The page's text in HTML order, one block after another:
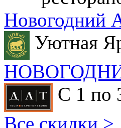
Новогодний
Уютная
С 1 по
Все скидки >